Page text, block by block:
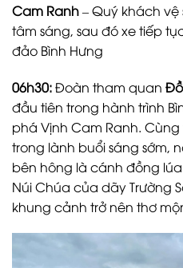
Cam Ranh– Quý khách
tâm sáng, sau đó xe tiếp
đảo Bình Hưng
06h30:Đoàn tham quan
đầu tiên trong hành trình
phá Vịnh Cam Ranh.
trong lành buổi sáng sớm,
bên hông là cánh đồng
Núi Chúa của dãy Trường
khung cảnh trở nên thơ